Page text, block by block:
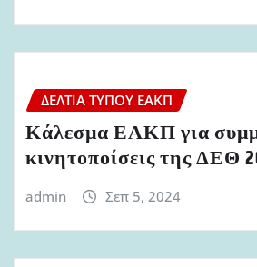
ΔΕΛΤΊΑ ΤΎΠΟΥ ΕΑΚΠ
Κάλεσμα ΕΑΚΠ για
κινητοποίσεις της ΔΕΘ
admin Σεπ 5, 2024